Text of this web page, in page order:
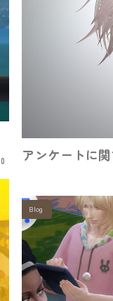
0 アンケートに
Blog